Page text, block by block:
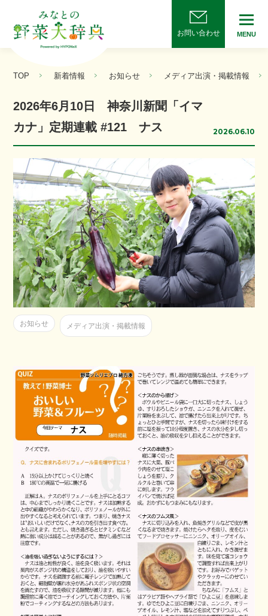
お問い合わせ MENU
TOP 新着情報 お知らせ メディア出演・掲載情報
2026年6月10日 神奈川新聞「イマ
カナ」定期連載 #121 ナス
2026.06.10
お知らせ メディア出演・掲載情報